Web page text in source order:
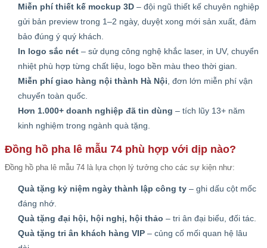
Miễn phí thiết kế mockup 3D – đội ngũ thiết kế chuyên nghiệp
gửi bản preview trong 1–2 ngày, duyệt xong mới sản xuất, đảm
bảo đúng ý quý khách.
In logo sắc nét – sử dụng công nghệ khắc laser, in UV, chuyển
nhiệt phù hợp từng chất liệu, logo bền màu theo thời gian.
Miễn phí giao hàng nội thành Hà Nội , đơn lớn miễn phí vận
chuyển toàn quốc.
Hơn 1.000+ doanh nghiệp đã tin dùng – tích lũy 13+ năm
kinh nghiệm trong ngành quà tặng.
Đồng hồ pha lê mẫu 74 phù hợp với dịp nào?
Đồng hồ pha lê mẫu 74 là lựa chọn lý tưởng cho các sự kiện như:
Quà tặng kỷ niệm ngày thành lập công ty – ghi dấu cột mốc
đáng nhớ.
Quà tặng đại hội, hội nghị, hội thảo – tri ân đại biểu, đối tác.
Quà tặng tri ân khách hàng VIP – củng cố mối quan hệ lâu